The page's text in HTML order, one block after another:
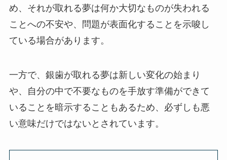
め、それが取れる夢は何か大切なものが失われる
ことへの不安や、問題が表面化することを示唆し
ている場合があります。
一方で、銀歯が取れる夢は新しい変化の始まり
や、自分の中で不要なものを手放す準備ができて
いることを暗示することもあるため、必ずしも悪
い意味だけではないとされています。